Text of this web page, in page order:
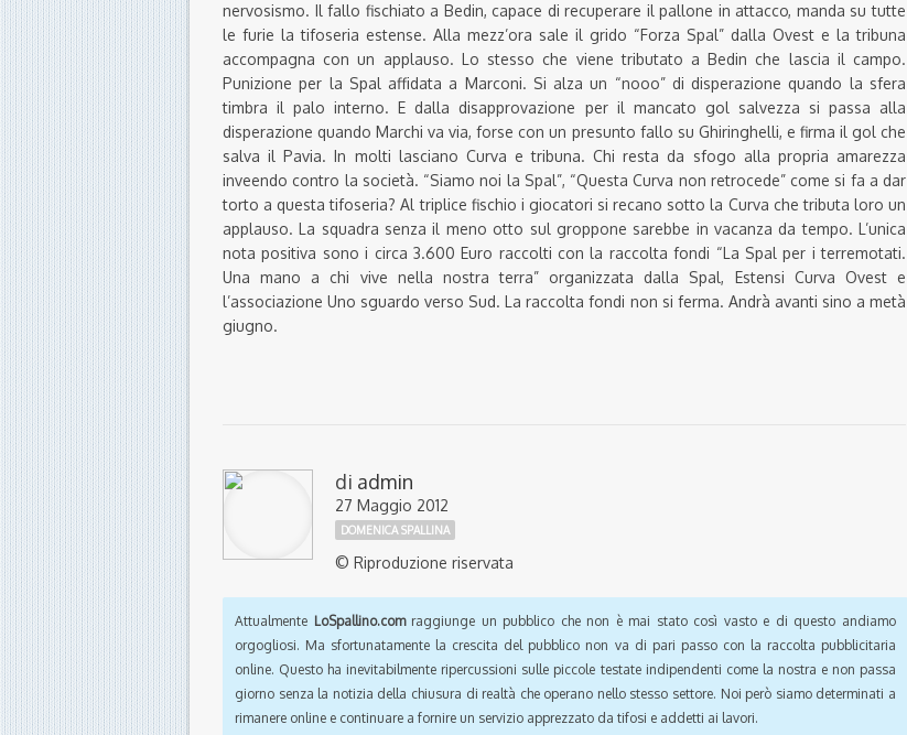
nervosismo. Il fallo fischiato a Bedin, capace di recuperare il pallone in attacco, manda su tutte
le furie la tifoseria estense. Alla mezz’ora sale il grido “Forza Spal” dalla Ovest e la tribuna
accompagna con un applauso. Lo stesso che viene tributato a Bedin che lascia il campo.
Punizione per la Spal affidata a Marconi. Si alza un “nooo” di disperazione quando la sfera
timbra il palo interno. E dalla disapprovazione per il mancato gol salvezza si passa alla
disperazione quando Marchi va via, forse con un presunto fallo su Ghiringhelli, e firma il gol che
salva il Pavia. In molti lasciano Curva e tribuna. Chi resta da sfogo alla propria amarezza
inveendo contro la società. “Siamo noi la Spal”, “Questa Curva non retrocede” come si fa a dar
torto a questa tifoseria? Al triplice fischio i giocatori si recano sotto la Curva che tributa loro un
applauso. La squadra senza il meno otto sul groppone sarebbe in vacanza da tempo. L’unica
nota positiva sono i circa 3.600 Euro raccolti con la raccolta fondi “La Spal per i terremotati.
Una mano a chi vive nella nostra terra” organizzata dalla Spal, Estensi Curva Ovest e
l’associazione Uno sguardo verso Sud. La raccolta fondi non si ferma. Andrà avanti sino a metà
giugno.
di admin
27 Maggio 2012
DOMENICA SPALLINA
© Riproduzione riservata
Attualmente LoSpallino.comraggiunge un pubblico che non è mai stato così vasto e di questo andiamo
orgogliosi. Ma sfortunatamente la crescita del pubblico non va di pari passo con la raccolta pubblicitaria
online. Questo ha inevitabilmente ripercussioni sulle piccole testate indipendenti come la nostra e non passa
giorno senza la notizia della chiusura di realtà che operano nello stesso settore. Noi però siamo determinati a
rimanere online e continuare a fornire un servizio apprezzato da tifosi e addetti ai lavori.